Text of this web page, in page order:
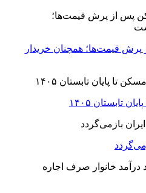
قیمت‌ها؛ همچنان خریدار
تابستان ۱۴۰۵